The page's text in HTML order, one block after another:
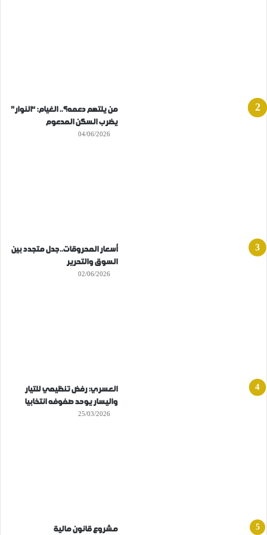
من يلتهم دعمه؟.. الغيام: “النوار”
يضرب السكن المدعوم
04/06/2026
أسعار المحروقات..جدل متجدد بين
السوق والتحرير
02/06/2026
العسري: رفض تنظيمي للتيار
واليسار يوحد صفوفه انتخابيا
25/03/2026
مشروع قانون مالية